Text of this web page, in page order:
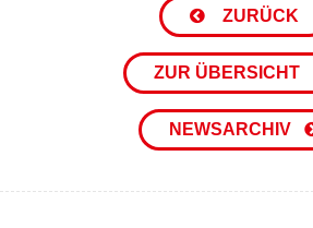
ZURÜCK
ZUR ÜBERSICHT
NEWSARCHIV